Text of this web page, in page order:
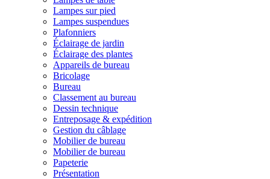
Lampes sur pied
Lampes suspendues
Plafonniers
Éclairage de jardin
Éclairage des plantes
Appareils de bureau
Bricolage
Bureau
Classement au bureau
Dessin technique
Entreposage & expédition
Gestion du câblage
Mobilier de bureau
Mobilier de bureau
Papeterie
Présentation